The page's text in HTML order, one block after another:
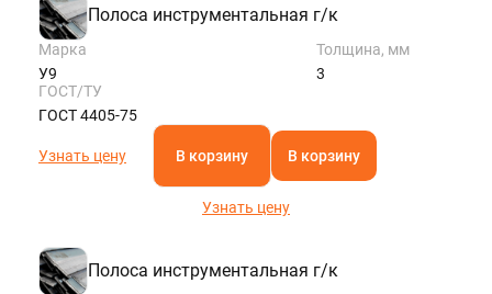
Полоса инструментальная г/к
Марка
У9
Толщина, мм
3
ГОСТ/ТУ
ГОСТ 4405-75
Узнать цену В корзину В корзину
Узнать цену
Полоса инструментальная г/к